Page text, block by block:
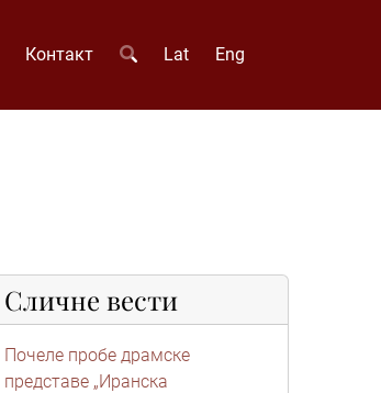
Контакт Lat Eng
Сличне вести
Почеле пробе драмске
представе „Иранска